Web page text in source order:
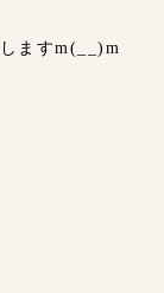
ますm(__)m